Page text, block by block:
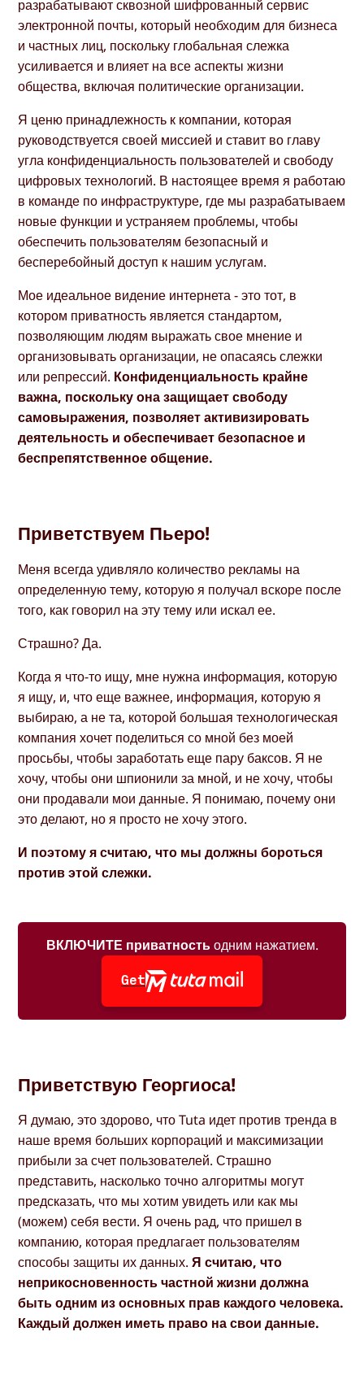
разрабатывают сквозной шифрованный сервис
электронной почты, который необходим для бизнеса
и частных лиц, поскольку глобальная слежка
усиливается и влияет на все аспекты жизни
общества, включая политические организации.
Я ценю принадлежность к компании, которая
руководствуется своей миссией и ставит во главу
угла конфиденциальность пользователей и свободу
цифровых технологий. В настоящее время я работаю
в команде по инфраструктуре, где мы разрабатываем
новые функции и устраняем проблемы, чтобы
обеспечить пользователям безопасный и
бесперебойный доступ к нашим услугам.
Мое идеальное видение интернета - это тот, в
котором приватность является стандартом,
позволяющим людям выражать свое мнение и
организовывать организации, не опасаясь слежки
или репрессий. Конфиденциальность крайне
важна, поскольку она защищает свободу
самовыражения, позволяет активизировать
деятельность и обеспечивает безопасное и
беспрепятственное общение.
Приветствуем Пьеро!
Меня всегда удивляло количество рекламы на
определенную тему, которую я получал вскоре после
того, как говорил на эту тему или искал ее.
Страшно? Да.
Когда я что-то ищу, мне нужна информация, которую
я ищу, и, что еще важнее, информация, которую я
выбираю, а не та, которой большая технологическая
компания хочет поделиться со мной без моей
просьбы, чтобы заработать еще пару баксов. Я не
хочу, чтобы они шпионили за мной, и не хочу, чтобы
они продавали мои данные. Я понимаю, почему они
это делают, но я просто не хочу этого.
И поэтому я считаю, что мы должны бороться
против этой слежки.
ВКЛЮЧИТЕ приватностьодним нажатием.
Get
Приветствую Георгиоса!
Я думаю, это здорово, что Tuta идет против тренда в
наше время больших корпораций и максимизации
прибыли за счет пользователей. Страшно
представить, насколько точно алгоритмы могут
предсказать, что мы хотим увидеть или как мы
(можем) себя вести. Я очень рад, что пришел в
компанию, которая предлагает пользователям
способы защиты их данных.Я считаю, что
неприкосновенность частной жизни должна
быть одним из основных прав каждого человека.
Каждый должен иметь право на свои данные.